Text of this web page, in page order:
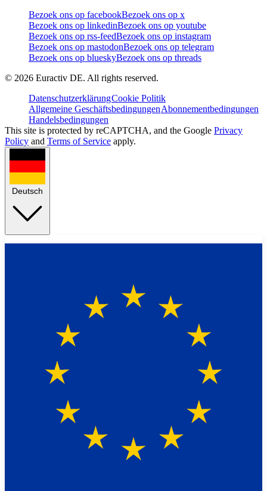
Bezoek ons op facebookBezoek ons op x
Bezoek ons op linkedinBezoek ons op youtube
Bezoek ons op rss-feedBezoek ons op instagram
Bezoek ons op mastodonBezoek ons op telegram
Bezoek ons op blueskyBezoek ons op threads
© 2026 Euractiv DE. All rights reserved.
DatenschutzerklärungCookie Politik
Allgemeine GeschäftsbedingungenAbonnementbedingungen
Handelsbedingungen
This site is protected by reCAPTCHA, and the Google Privacy
Policy and Terms of Service apply.
Deutsch